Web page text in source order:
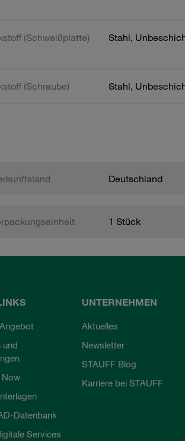
(Schweißplatte) Stahl,
(Schraube) Stahl,
Deutschland
1 Stück
und
Now
Datenbank
Services
UNTERNEHMEN
Aktuelles
Newsletter
STAUFF Blog
Karriere bei STAUFF